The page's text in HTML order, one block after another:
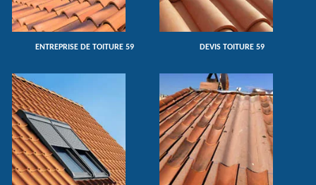
ENTREPRISE DE TOITURE 59 DEVIS TOITURE 59